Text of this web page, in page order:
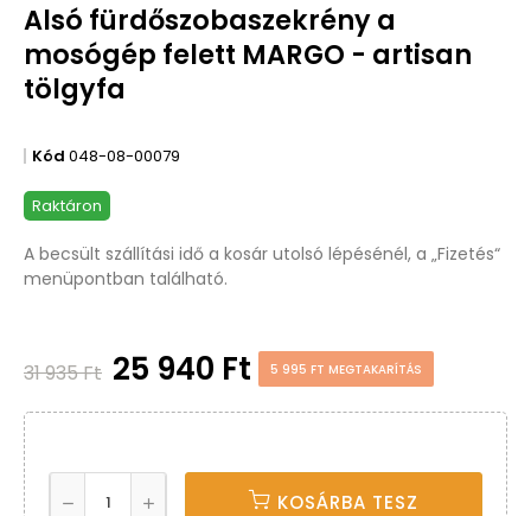
Alsó fürdőszobaszekrény a
mosógép felett MARGO - artisan
tölgyfa
Kód 048-08-00079
Raktáron
A becsült szállítási idő a kosár utolsó lépésénél, a „Fizetés“
menüpontban található.
31 935 Ft 25 940 Ft 5 995 FT MEGTAKARÍTÁS
KOSÁRBA TESZ